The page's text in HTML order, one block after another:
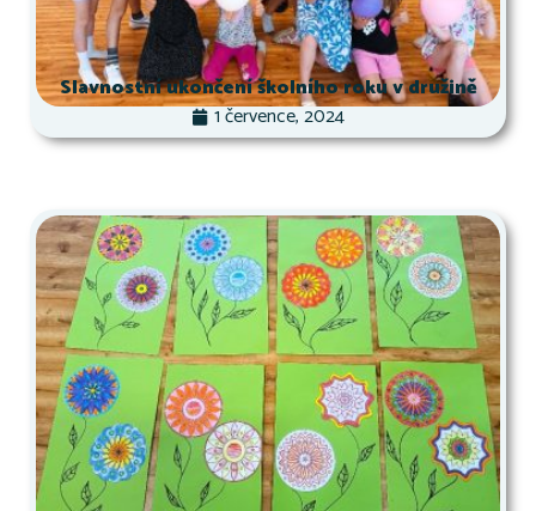
Slavnostní ukončení školního roku v družině
1 července, 2024